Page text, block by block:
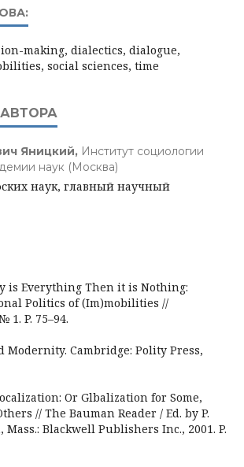
making, dialectics, dialogue,
social sciences, time
Яницкий, Институт социологии
наук (Москва)
наук, главный научный
is Everything Then it is Nothing:
Politics of (Im)mobilities //
1. P. 75–94.
Modernity. Cambridge: Polity Press,
Or Glbalization for Some,
// The Bauman Reader / Ed. by P.
Blackwell Publishers Inc., 2001. P.